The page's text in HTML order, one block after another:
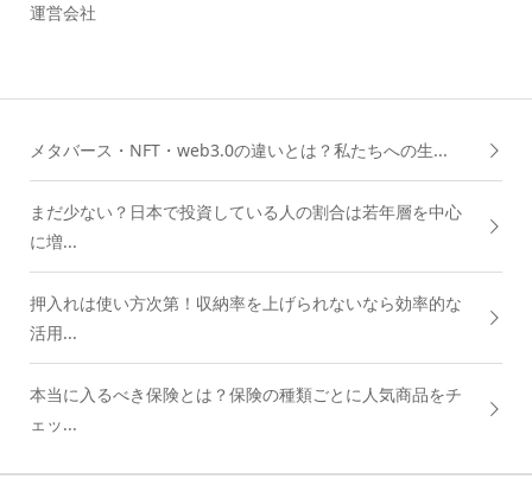
運営会社
メタバース・NFT・web3.0の違いとは？私たちへの生...
まだ少ない？日本で投資している人の割合は若年層を中心
に増...
押入れは使い方次第！収納率を上げられないなら効率的な
活用...
本当に入るべき保険とは？保険の種類ごとに人気商品をチ
ェッ...